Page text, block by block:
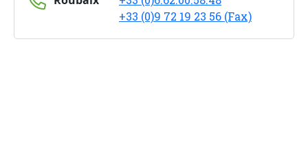
+33 (0)9 72 19 23 56 (Fax)